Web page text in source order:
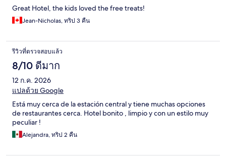
Great Hotel, the kids loved the free treats!
Jean-Nicholas, ทริป 3 คืน
รีวิวที่ตรวจสอบแล้ว
8/10 ดีมาก
12 ก.ค. 2026
แปลด้วย Google
Está muy cerca de la estación central y tiene muchas opciones
de restaurantes cerca. Hotel bonito , limpio y con un estilo muy
peculiar !
Alejandra, ทริป 2 คืน